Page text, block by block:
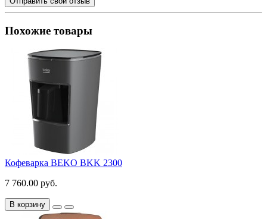
Похожие товары
Кофеварка BEKO BKK 2300
7 760.00 руб.
В корзину